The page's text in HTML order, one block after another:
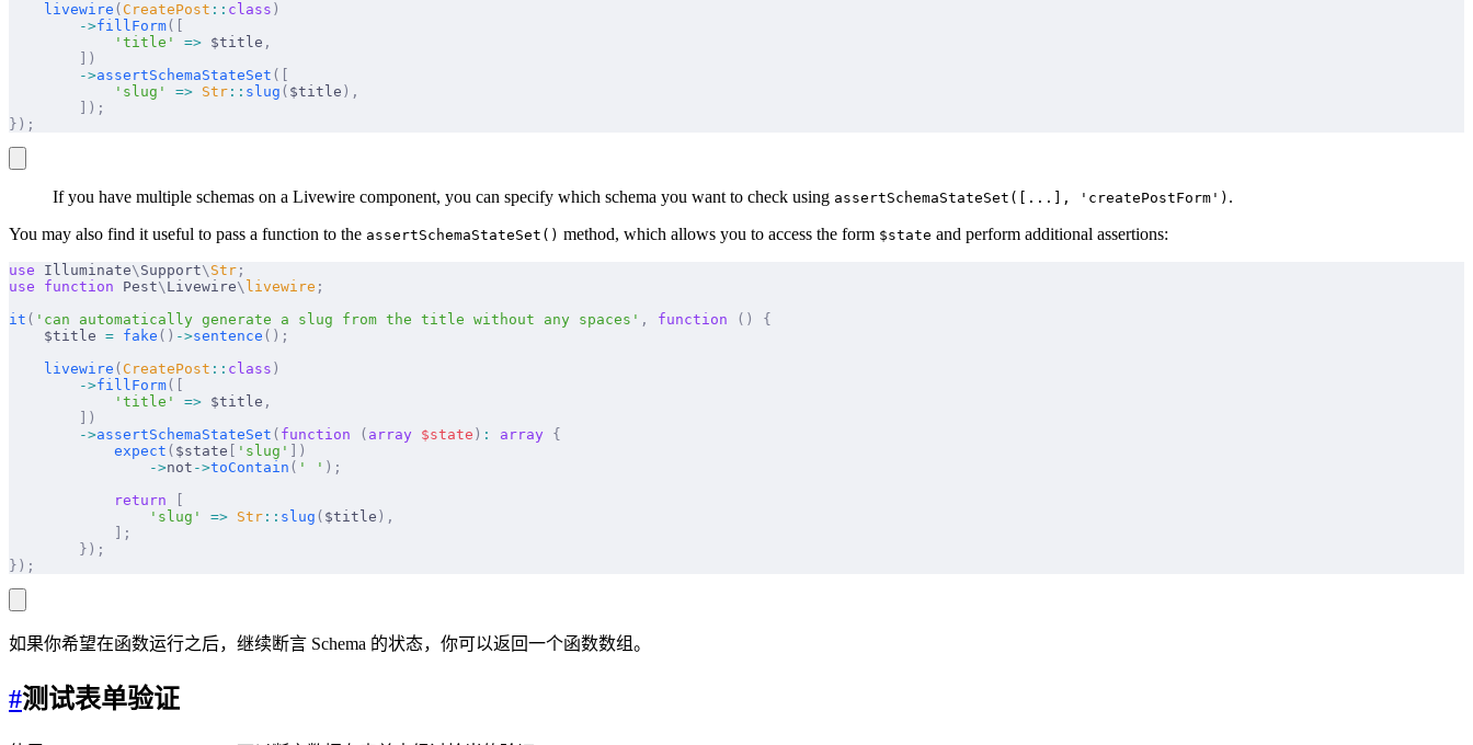
    livewire
( CreatePost :: class )
        ->
fillForm([
            'title'
=> $title ,
        ])
        ->
assertSchemaStateSet ([
            'slug'
=> Str :: slug ( $title ),
        ]);
});
If you have multiple schemas on a Livewire component, you can specify which schema you want to check using assertSchemaStateSet([...], 'createPostForm') .
You may also find it useful to pass a function to the assertSchemaStateSet() method, which allows you to access the form $state and perform additional assertions:
use Illuminate\ Support\ Str ;
use function Pest\ Livewire\ livewire ;
it ( 'can automatically generate a slug from the title without any spaces' , function ()
{
    $title
= fake () ->sentence ();
    livewire
( CreatePost :: class )
        ->
fillForm([
            'title'
=> $title ,
        ])
        ->
assertSchemaStateSet ( function ( array $state ) : array {
            expect
( $state 'slug'
])
                ->
not ->toContain ( ' ' );
            return
                'slug'
=> Str :: slug ( $title ),
            ];
        });
});
如果你希望在函数运行之后，继续断言 Schema 的状态，你可以返回一个函数数组。
#测试表单验证